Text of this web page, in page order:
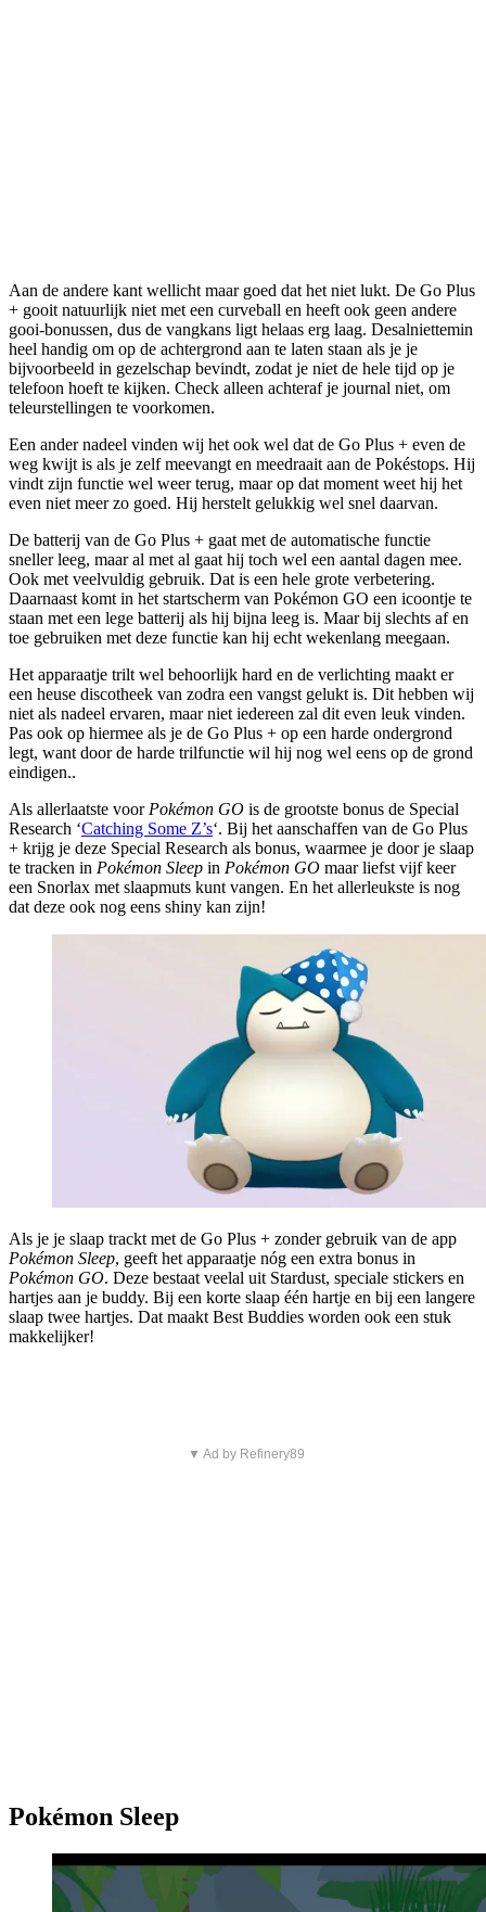
Aan de andere kant wellicht maar goed dat het niet lukt. De Go Plus
+ gooit natuurlijk niet met een curveball en heeft ook geen andere
gooi-bonussen, dus de vangkans ligt helaas erg laag. Desalniettemin
heel handig om op de achtergrond aan te laten staan als je je
bijvoorbeeld in gezelschap bevindt, zodat je niet de hele tijd op je
telefoon hoeft te kijken. Check alleen achteraf je journal niet, om
teleurstellingen te voorkomen.
Een ander nadeel vinden wij het ook wel dat de Go Plus + even de
weg kwijt is als je zelf meevangt en meedraait aan de Pokéstops. Hij
vindt zijn functie wel weer terug, maar op dat moment weet hij het
even niet meer zo goed. Hij herstelt gelukkig wel snel daarvan.
De batterij van de Go Plus + gaat met de automatische functie
sneller leeg, maar al met al gaat hij toch wel een aantal dagen mee.
Ook met veelvuldig gebruik. Dat is een hele grote verbetering.
Daarnaast komt in het startscherm van Pokémon GO een icoontje te
staan met een lege batterij als hij bijna leeg is. Maar bij slechts af en
toe gebruiken met deze functie kan hij echt wekenlang meegaan.
Het apparaatje trilt wel behoorlijk hard en de verlichting maakt er
een heuse discotheek van zodra een vangst gelukt is. Dit hebben wij
niet als nadeel ervaren, maar niet iedereen zal dit even leuk vinden.
Pas ook op hiermee als je de Go Plus + op een harde ondergrond
legt, want door de harde trilfunctie wil hij nog wel eens op de grond
eindigen..
Als allerlaatste voor Pokémon GO is de grootste bonus de Special
Research ‘Catching Some Z’s‘. Bij het aanschaffen van de Go Plus
+ krijg je deze Special Research als bonus, waarmee je door je slaap
te tracken in Pokémon Sleep in Pokémon GO maar liefst vijf keer
een Snorlax met slaapmuts kunt vangen. En het allerleukste is nog
dat deze ook nog eens shiny kan zijn!
Als je je slaap trackt met de Go Plus + zonder gebruik van de app
Pokémon Sleep, geeft het apparaatje nóg een extra bonus in
Pokémon GO. Deze bestaat veelal uit Stardust, speciale stickers en
hartjes aan je buddy. Bij een korte slaap één hartje en bij een langere
slaap twee hartjes. Dat maakt Best Buddies worden ook een stuk
makkelijker!
▼ Ad by Refinery89
Pokémon Sleep